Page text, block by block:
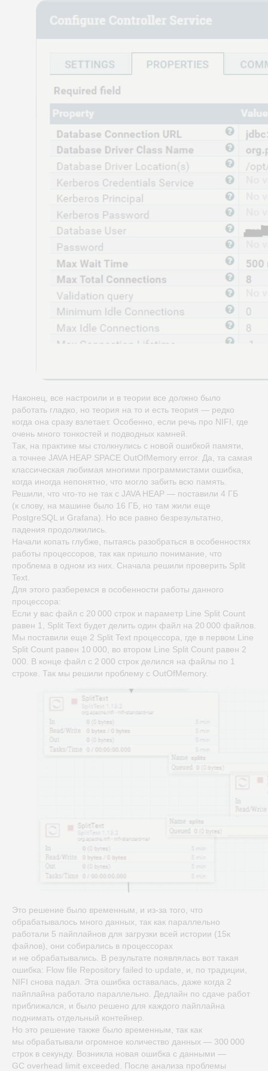
Наконец, все настроили и в теории все должно было
работать гладко, но теория на то и есть теория — редко
когда она сразу взлетает. Особенно, если речь про NIFI, где
очень много тонкостей и подводных камней.
Так, на практике мы столкнулись с новой ошибкой памяти,
а точнее JAVA HEAP SPACE OutOfMemory error. Да, та самая
классическая любимая многими программистами ошибка,
когда иногда непонятно, что могло забить всю память.
Решили, что что-то не так с JAVA HEAP — поставили 4 ГБ
(к слову, на машине было 16 ГБ, но там жили еще
PostgreSQL и Grafana). Но все равно безрезультатно,
падения продолжились.
Начали копать глубже, пытаясь разобраться в особенностях
работы процессоров, так как пришло понимание, что
проблема в одном из них. Сначала решили проверить Split
Text.
Для этого разберемся в особенности работы данного
процессора:
Если у вас файл с 20 000 строк и параметр Line Split Count
равен 1, Split Text будет делить один файл на 20 000 файлов.
Мы поставили еще 2 Split Text процессора, где в первом Line
Split Count равен 10 000, во втором Line Split Count равен 2
000. В конце файл с 2 000 строк делился на файлы по 1
строке. Так мы решили проблему с OutOfMemory.
Это решение было временным, и из-за того, что
обрабатывалось много данных, так как параллельно
работали 5 пайплайнов для загрузки всей истории (15к
файлов), они собирались в процессорах
и не обрабатывались. В результате появлялась вот такая
ошибка: Flow file Repository failed to update, и, по традиции,
NIFI снова падал. Эта ошибка оставалась, даже когда 2
пайплайна работало параллельно. Дедлайн по сдаче работ
приближался, и было решено для каждого пайплайна
поднимать отдельный контейнер.
Но это решение также было временным, так как
мы обрабатывали огромное количество данных — 300 000
строк в секунду. Возникла новая ошибка с данными —
GC overhead limit exceeded. После анализа проблемы